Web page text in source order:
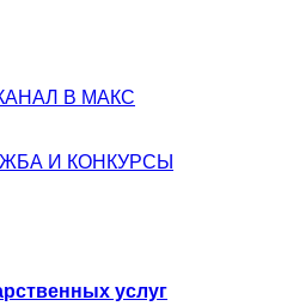
В МАКС
И КОНКУРСЫ
услуг